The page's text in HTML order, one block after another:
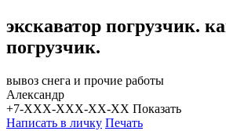
экскаватор погрузчик.
погрузчик.
вывоз снега и прочие работы
Александр
+7-XXX-XXX-XX-XX Показать
Написать в личку Печать